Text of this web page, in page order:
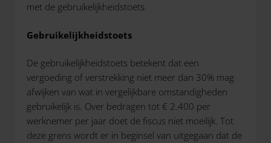
met de gebruikelijkheidstoets.
Gebruikelijkheidstoets
De gebruikelijkheidstoets betekent dat een
vergoeding of verstrekking niet meer dan 30% mag
afwijken van wat in vergelijkbare omstandigheden
gebruikelijk is. Over bedragen tot € 2.400 per
werknemer per jaar doet de fiscus niet moeilijk. Tot
deze grens wordt er in beginsel van uitgegaan dat de